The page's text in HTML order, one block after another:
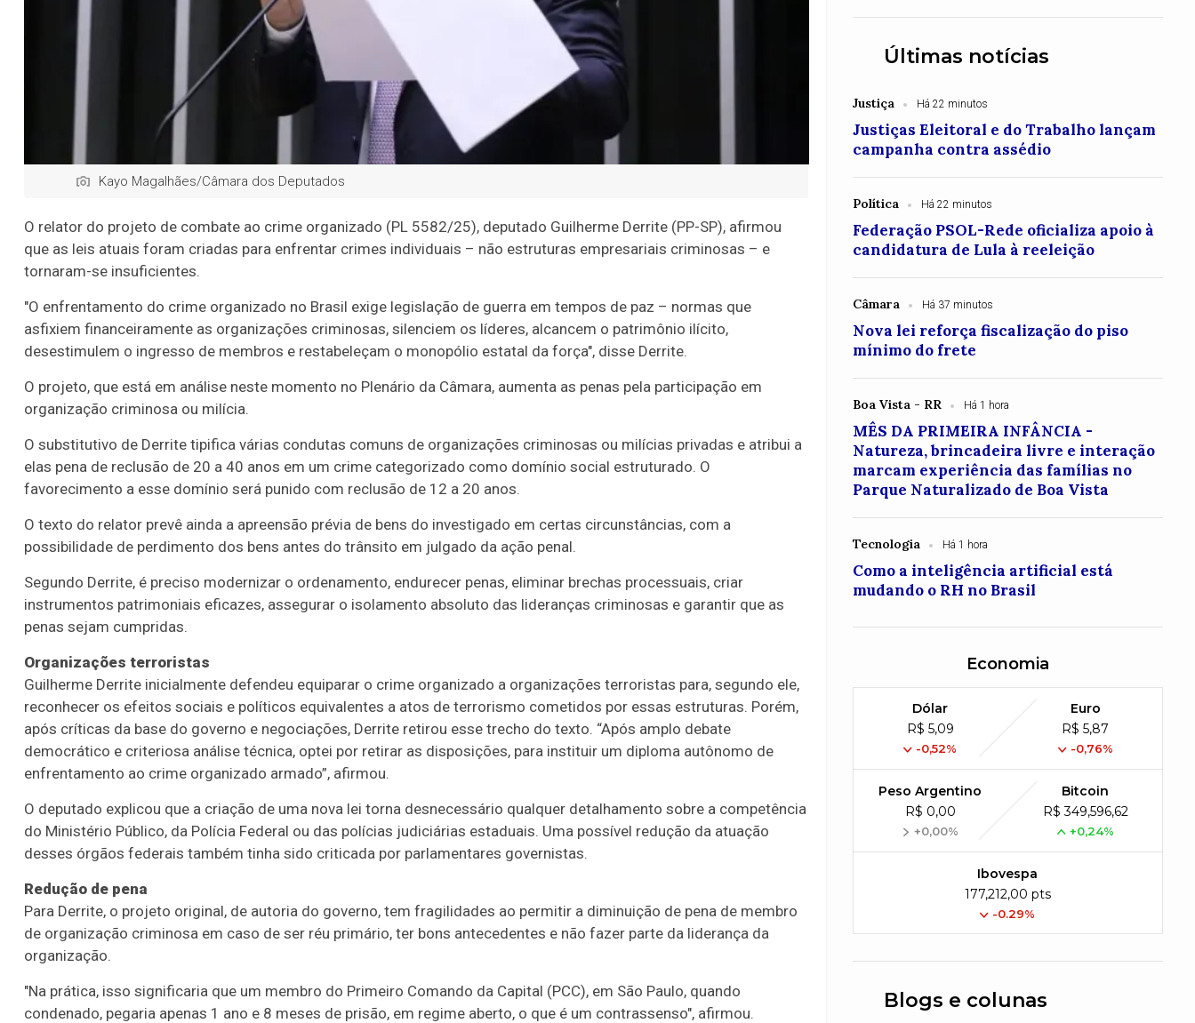
Kayo Magalhães/Câmara dos Deputados
O relator do projeto de combate ao crime organizado (PL 5582/25), deputado Guilherme Derrite (PP-SP), afirmou
que as leis atuais foram criadas para enfrentar crimes individuais – não estruturas empresariais criminosas – e
tornaram-se insuficientes.
"O enfrentamento do crime organizado no Brasil exige legislação de guerra em tempos de paz – normas que
asfixiem financeiramente as organizações criminosas, silenciem os líderes, alcancem o patrimônio ilícito,
desestimulem o ingresso de membros e restabeleçam o monopólio estatal da força", disse Derrite.
O projeto, que está em análise neste momento no Plenário da Câmara, aumenta as penas pela participação em
organização criminosa ou milícia.
O substitutivo de Derrite tipifica várias condutas comuns de organizações criminosas ou milícias privadas e atribui a
elas pena de reclusão de 20 a 40 anos em um crime categorizado como domínio social estruturado. O
favorecimento a esse domínio será punido com reclusão de 12 a 20 anos.
O texto do relator prevê ainda a apreensão prévia de bens do investigado em certas circunstâncias, com a
possibilidade de perdimento dos bens antes do trânsito em julgado da ação penal.
Segundo Derrite, é preciso modernizar o ordenamento, endurecer penas, eliminar brechas processuais, criar
instrumentos patrimoniais eficazes, assegurar o isolamento absoluto das lideranças criminosas e garantir que as
penas sejam cumpridas.
Organizações terroristas
Guilherme Derrite inicialmente defendeu equiparar o crime organizado a organizações terroristas para, segundo ele,
reconhecer os efeitos sociais e políticos equivalentes a atos de terrorismo cometidos por essas estruturas. Porém,
após críticas da base do governo e negociações, Derrite retirou esse trecho do texto. “Após amplo debate
democrático e criteriosa análise técnica, optei por retirar as disposições, para instituir um diploma autônomo de
enfrentamento ao crime organizado armado”, afirmou.
O deputado explicou que a criação de uma nova lei torna desnecessário qualquer detalhamento sobre a competência
do Ministério Público, da Polícia Federal ou das polícias judiciárias estaduais. Uma possível redução da atuação
desses órgãos federais também tinha sido criticada por parlamentares governistas.
Redução de pena
Para Derrite, o projeto original, de autoria do governo, tem fragilidades ao permitir a diminuição de pena de membro
de organização criminosa em caso de ser réu primário, ter bons antecedentes e não fazer parte da liderança da
organização.
"Na prática, isso significaria que um membro do Primeiro Comando da Capital (PCC), em São Paulo, quando
condenado, pegaria apenas 1 ano e 8 meses de prisão, em regime aberto, o que é um contrassenso", afirmou.
Últimas notícias
Justiça Há 22 minutos
Justiças Eleitoral e do Trabalho lançam
campanha contra assédio
Política Há 22 minutos
Federação PSOL-Rede oficializa apoio à
candidatura de Lula à reeleição
Câmara Há 37 minutos
Nova lei reforça fiscalização do piso
mínimo do frete
Boa Vista - RR Há 1 hora
MÊS DA PRIMEIRA INFÂNCIA -
Natureza, brincadeira livre e interação
marcam experiência das famílias no
Parque Naturalizado de Boa Vista
Tecnologia Há 1 hora
Como a inteligência artificial está
mudando o RH no Brasil
Economia
Dólar
R$ 5,09
-0,52%
Euro
R$ 5,87
-0,76%
Peso Argentino
R$ 0,00
+0,00%
Bitcoin
R$ 349,596,62
+0,24%
Ibovespa
177,212,00 pts
-0.29%
Blogs e colunas